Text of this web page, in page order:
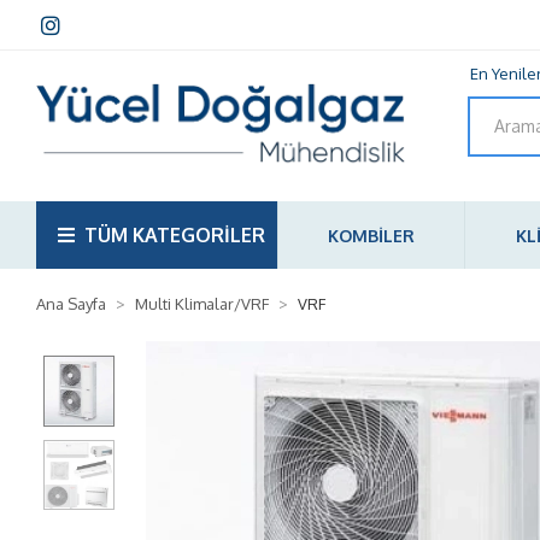
En
TÜM KATEGORİLER KOMBİLER
Ana Sayfa Multi Klimalar/VRF VRF